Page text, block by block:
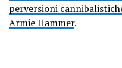
perversioni
Armie Hammer.